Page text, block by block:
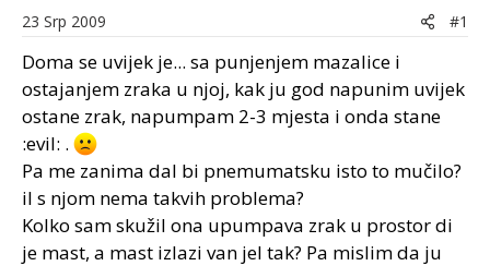
r
e
n
u
o
o
g
p
o
a
23 Srp 2009 #1
Doma se uvijek je... sa punjenjem mazalice i
ostajanjem zraka u njoj, kak ju god napunim uvijek
ostane zrak, napumpam 2-3 mjesta i onda stane
:evil: .
Pa me zanima dal bi pnemumatsku isto to mučilo?
il s njom nema takvih problema?
Kolko sam skužil ona upumpava zrak u prostor di
je mast, a mast izlazi van jel tak? Pa mislim da ju